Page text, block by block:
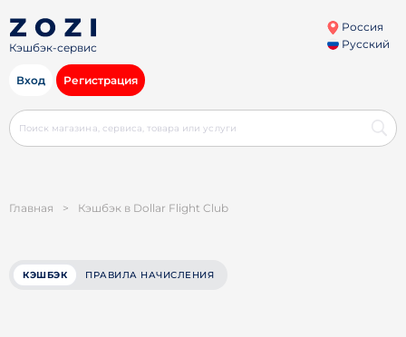
Кэшбэк-сервис
Россия
Русский
Вход Регистрация
Главная > Кэшбэк в Dollar Flight Club
КЭШБЭК ПРАВИЛА НАЧИСЛЕНИЯ